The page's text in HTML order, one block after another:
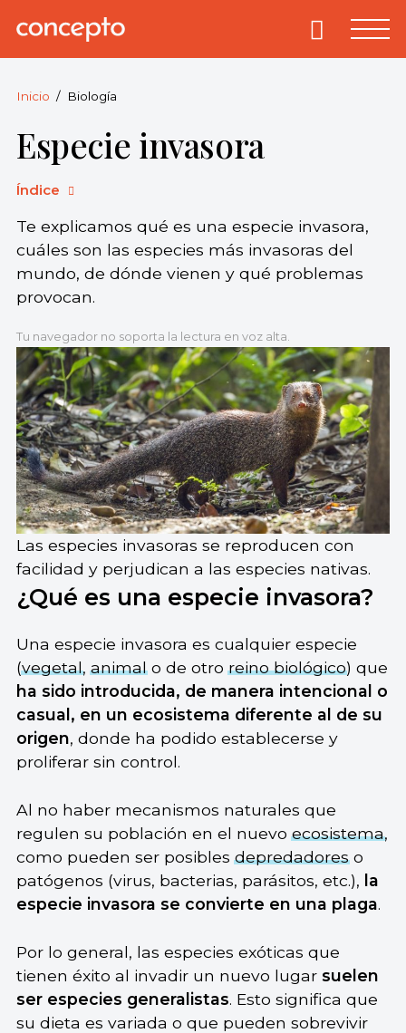
Concepto.
derechos
reservados.
Primary
Inicio Biología
Especie invasora
Índice
Te explicamos qué es una especie invasora,
cuáles son las especies más invasoras del
mundo, de dónde vienen y qué problemas
provocan.
Tu navegador no soporta la lectura en voz alta.
Las especies invasoras se reproducen con
facilidad y perjudican a las especies nativas.
¿Qué es una especie invasora?
Una especie invasora es cualquier especie
(vegetal,animalo de otroreino biológico) que
ha sido introducida, de manera intencional o
casual, en un ecosistema diferente al de su
origen, donde ha podido establecerse y
proliferar sin control.
Al no haber mecanismos naturales que
regulen su población en el nuevoecosistema,
como pueden ser posiblesdepredadoreso
patógenos (virus, bacterias, parásitos, etc.), la
especie invasora se convierte en una plaga.
Por lo general, las especies exóticas que
tienen éxito al invadir un nuevo lugar suelen
ser especies generalistas. Esto significa que
su dieta es variada o que pueden sobrevivir